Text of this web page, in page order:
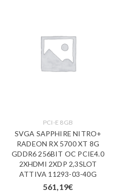
PCI-E 8GB
SVGA SAPPHIRE NITRO+
RADEON RX 5700 XT 8G
GDDR6 256BIT OC PCIE4.0
2XHDMI 2XDP 2,3SLOT
ATTIVA 11293-03-40G
561,19€